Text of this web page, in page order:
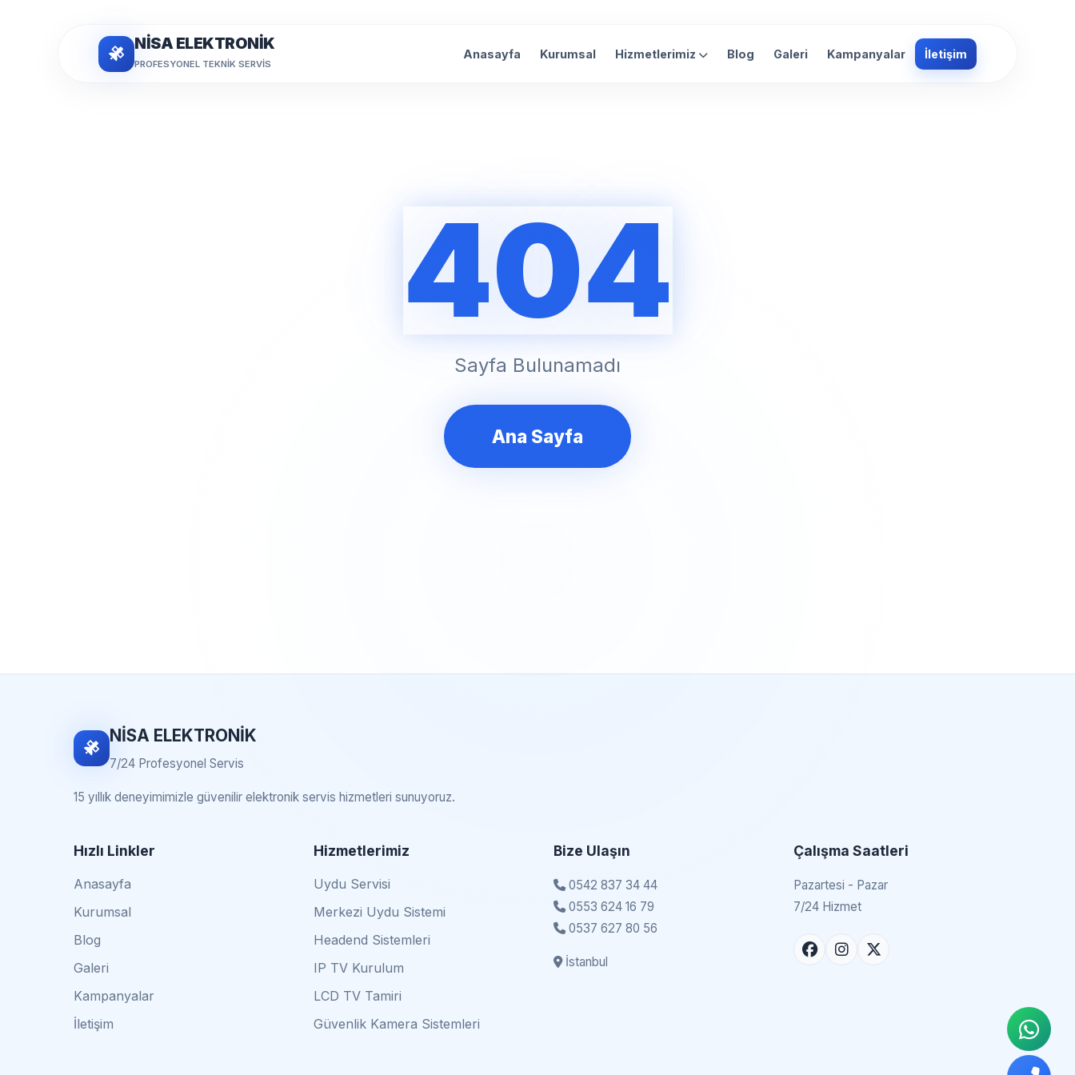
NİSA ELEKTRONİK
PROFESYONEL TEKNIK SERVIS
Anasayfa Kurumsal Hizmetlerimiz Blog Galeri Kampanyalar İletişim
404
Sayfa Bulunamadı
Ana Sayfa
NİSA ELEKTRONİK
7/24 Profesyonel Servis
15 yıllık deneyimimizle güvenilir elektronik servis hizmetleri sunuyoruz.
Hızlı Linkler
Anasayfa
Kurumsal
Blog
Galeri
Kampanyalar
İletişim
Hizmetlerimiz
Uydu Servisi
Merkezi Uydu Sistemi
Headend Sistemleri
IP TV Kurulum
LCD TV Tamiri
Güvenlik Kamera Sistemleri
Bize Ulaşın
0542 837 34 44
0553 624 16 79
0537 627 80 56
İstanbul
Çalışma Saatleri
Pazartesi - Pazar
7/24 Hizmet